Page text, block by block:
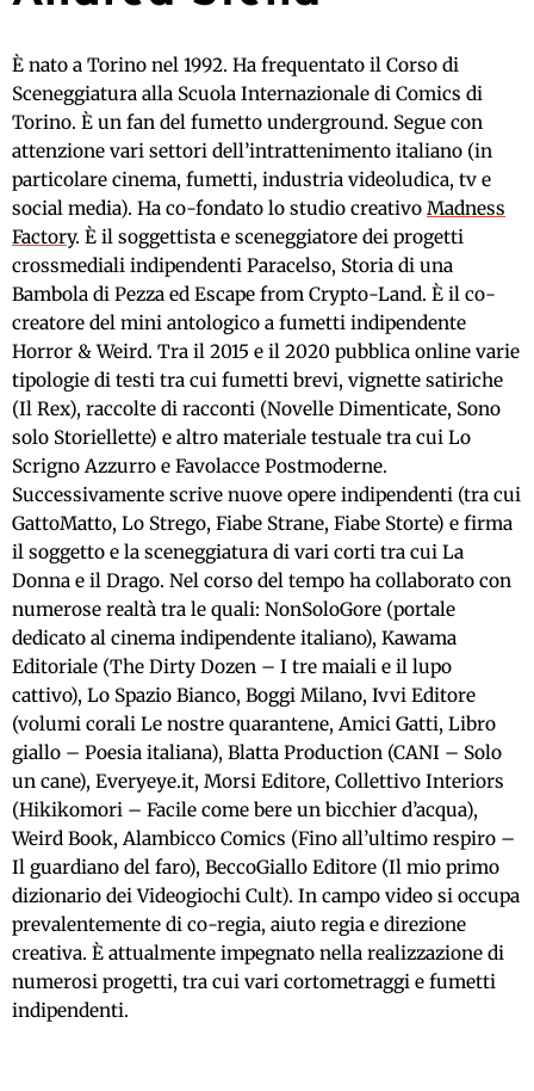
È nato a Torino nel 1992. Ha frequentato il Corso di
Sceneggiatura alla Scuola Internazionale di Comics di
Torino. È un fan del fumetto underground. Segue con
attenzione vari settori dell’intrattenimento italiano (in
particolare cinema, fumetti, industria videoludica, tv e
social media). Ha co-fondato lo studio creativo Madness
Factory. È il soggettista e sceneggiatore dei progetti
crossmediali indipendenti Paracelso, Storia di una
Bambola di Pezza ed Escape from Crypto-Land. È il co-
creatore del mini antologico a fumetti indipendente
Horror & Weird. Tra il 2015 e il 2020 pubblica online varie
tipologie di testi tra cui fumetti brevi, vignette satiriche
(Il Rex), raccolte di racconti (Novelle Dimenticate, Sono
solo Storiellette) e altro materiale testuale tra cui Lo
Scrigno Azzurro e Favolacce Postmoderne.
Successivamente scrive nuove opere indipendenti (tra cui
GattoMatto, Lo Strego, Fiabe Strane, Fiabe Storte) e firma
il soggetto e la sceneggiatura di vari corti tra cui La
Donna e il Drago. Nel corso del tempo ha collaborato con
numerose realtà tra le quali: NonSoloGore (portale
dedicato al cinema indipendente italiano), Kawama
Editoriale (The Dirty Dozen – I tre maiali e il lupo
cattivo), Lo Spazio Bianco, Boggi Milano, Ivvi Editore
(volumi corali Le nostre quarantene, Amici Gatti, Libro
giallo – Poesia italiana), Blatta Production (CANI – Solo
un cane), Everyeye.it, Morsi Editore, Collettivo Interiors
(Hikikomori – Facile come bere un bicchier d’acqua),
Weird Book, Alambicco Comics (Fino all’ultimo respiro –
Il guardiano del faro), BeccoGiallo Editore (Il mio primo
dizionario dei Videogiochi Cult). In campo video si occupa
prevalentemente di co-regia, aiuto regia e direzione
creativa. È attualmente impegnato nella realizzazione di
numerosi progetti, tra cui vari cortometraggi e fumetti
indipendenti.